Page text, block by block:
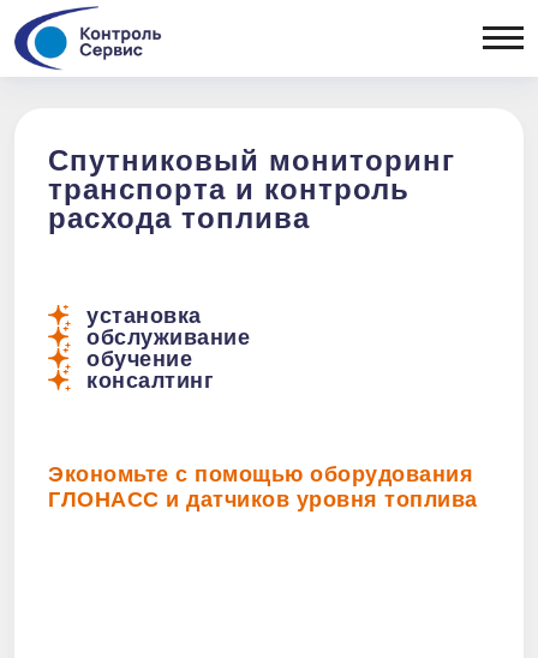
ОТРАСЛЕВЫЕ РЕШЕНИЯ
Сельхозтехника
коммерческий
транспорт
Рефрижераторы
Тепловозы
Вывоз ТБО
контроллеры
Датчики уровня
топлива
Спутниковый мониторинг
транспорта и контроль
расхода топлива
установка
обслуживание
обучение
консалтинг
Экономьте с помощью оборудования
ГЛОНАСС и датчиков уровня топлива